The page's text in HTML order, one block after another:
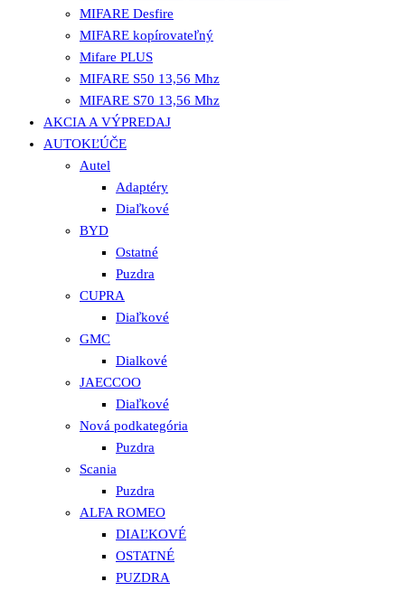
MIFARE Desfire
MIFARE kopírovateľný
Mifare PLUS
MIFARE S50 13,56 Mhz
MIFARE S70 13,56 Mhz
AKCIA A VÝPREDAJ
AUTOKĽÚČE
Autel
Adaptéry
Diaľkové
BYD
Ostatné
Puzdra
CUPRA
Diaľkové
GMC
Dialkové
JAECCOO
Diaľkové
Nová podkategória
Puzdra
Scania
Puzdra
ALFA ROMEO
DIAĽKOVÉ
OSTATNÉ
PUZDRA